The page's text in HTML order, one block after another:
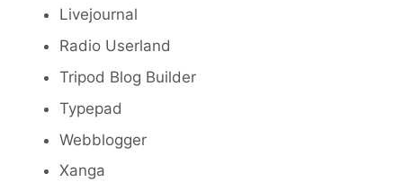
Livejournal
Radio Userland
Tripod Blog Builder
Typepad
Webblogger
Xanga